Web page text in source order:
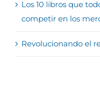
Los 10 libros que
competir en los
Revolucionando el